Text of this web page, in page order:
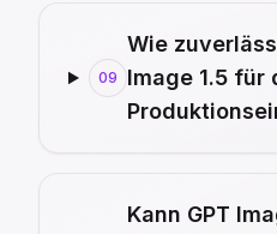
09
Wie
Image 1.5 für
Kann GPT